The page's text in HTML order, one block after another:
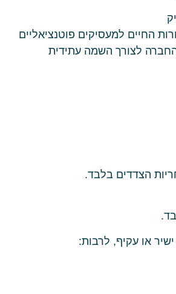
החיים למעסיקים פוטנציאליים
לצורך השמה עתידית
הצדדים בלבד.
או עקיף, לרבות: